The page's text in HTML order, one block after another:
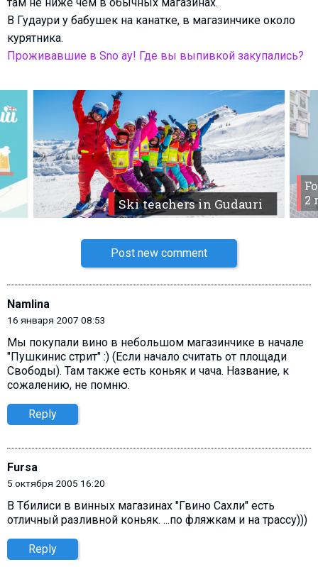
В Гудаури у бабушек на канатке, в магазинчике около
курятника.
Проживавшие в Sno ау! Где вы выпивкой закупались?
Ski teachers in Gudauri
2
Post new comment
Namlina
16 января 2007 08:53
Мы покупали вино в небольшом магазинчике в начале
"Пушкинис стрит" :) (Если начало считать от площади
Свободы). Там также есть коньяк и чача. Название, к
сожалению, не помню.
Reply
Fursa
5 октября 2005 16:20
В Тбилиси в винных магазинах "Гвино Сахли" есть
отличный разливной коньяк. ...по фляжкам и на трассу)))
Reply